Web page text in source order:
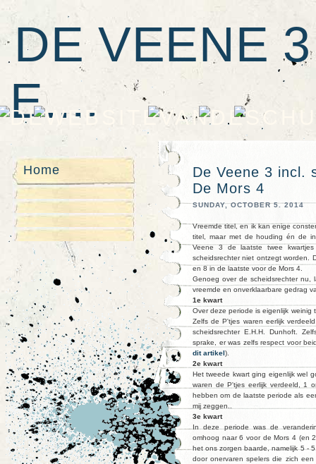
DE VEENE
E....
Home
De Veene 3 incl.
De Mors 4
SUNDAY, OCTOBER 5. 2014
Vreemde titel, en ik kan enige
titel, maar met de houding én de
Veene 3 de laatste twee
scheidsrechter niet ontzegt worden.
en 8 in de laatste voor de Mors 4.
Genoeg over de scheidsrechter nu,
vreemde en onverklaarbare gedrag
1e kwart
Over deze periode is eigenlijk weinig
Zelfs de P'tjes waren eerlijk
scheidsrechter E.H.H. Dunhoft.
sprake, er was zelfs respect voor
dit artikel).
2e kwart
Het tweede kwart ging eigenlijk wel
waren de P'tjes eerlijk verdeeld, 1
hebben om de laatste periode als
mij zeggen..
3e kwart
In deze periode was de
omhoog naar 6 voor de Mors 4 (en
het ons zorgen baarde, namelijk 5 -
door onervaren spelers die zich